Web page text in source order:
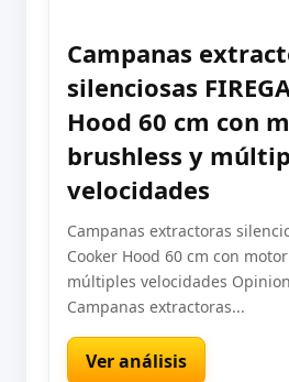
Campanas
silenciosas
Hood 60 cm con
brushless y
velocidades
Campanas extractoras
Cooker Hood 60 cm con
múltiples velocidades
Campanas extractoras...
Ver análisis